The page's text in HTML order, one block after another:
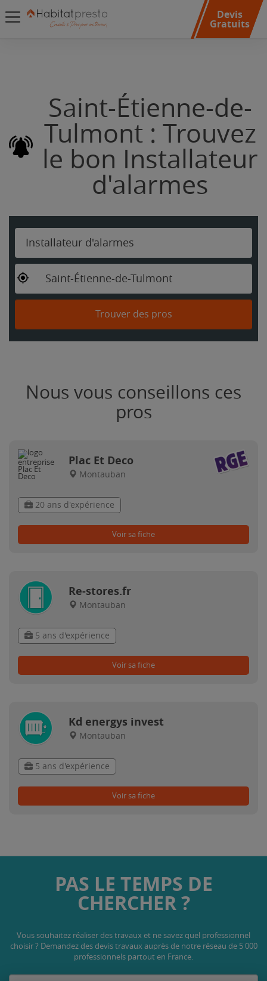
Devis
Gratuits
Saint-Étienne-de-
Tulmont : Trouvez
le bon Installateur
d'alarmes
Installateur d'alarmes
Saint-Étienne-de-Tulmont
Trouver des pros
Nous vous conseillons ces
pros
Plac Et Deco
Montauban
20 ans d'expérience
Voir sa fiche
Re-stores.fr
Montauban
5 ans d'expérience
Voir sa fiche
Kd energys invest
Montauban
5 ans d'expérience
Voir sa fiche
PAS LE TEMPS DE
CHERCHER ?
Vous souhaitez réaliser des travaux et ne savez quel professionnel
choisir ? Demandez des devis travaux auprès de notre réseau de 5 000
professionnels partout en France.